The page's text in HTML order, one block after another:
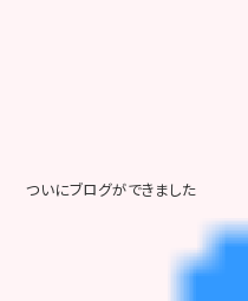
ついにブログができました